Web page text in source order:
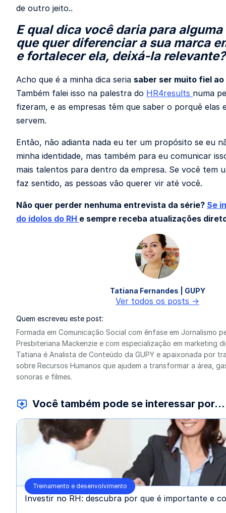
de outro jeito..
E qual dica você daria para alguma
que quer diferenciar a sua marca
e fortalecer ela, deixá-la relevante?
Acho que é a minha dica seria saber ser muito fiel
Também falei isso na palestra do HR4results numa
fizeram, e as empresas têm que saber o porquê elas
servem.
Então, não adianta nada eu ter um propósito se eu
minha identidade, mas também para eu comunicar
mais talentos para dentro da empresa. Se você tem
faz sentido, as pessoas vão querer vir até você.
Não quer perder nenhuma entrevista da série? Se
do ídolos do RH e sempre receba atualizações
Tatiana Fernandes | GUPY
Ver todos os posts ->
Quem escreveu este post:
Formada em Comunicação Social com ênfase em Jornalismo
Presbiteriana Mackenzie e com especialização em marketing
Tatiana é Analista de Conteúdo da GUPY e apaixonada por
sobre Recursos Humanos que ajudem a transformar a área,
sonoras e filmes.
Você também pode se interessar por...
Treinamento e desenvolvimento
Investir no RH: descubra por que é importante e